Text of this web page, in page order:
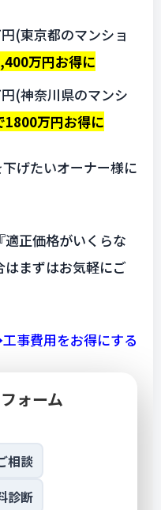
(東京都のマンショ
万円お得に
(神奈川県のマンシ
万円お得に
げたいオーナー様に
適正価格がいくらな
まずはお気軽にご
事費用をお得にする
ォーム
相談
診断